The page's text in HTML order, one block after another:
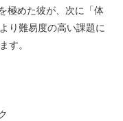
極めた彼が、次に「体
り難易度の高い課題に
す。